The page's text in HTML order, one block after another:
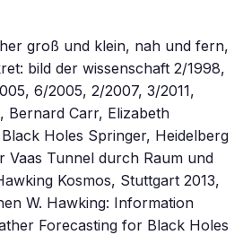
groß und klein, nah und fern,
bild der wissenschaft 2/1998,
6/2005, 2/2007, 3/2011,
Bernard Carr, Elizabeth
Holes Springer, Heidelberg
Vaas Tunnel durch Raum und
Kosmos, Stuttgart 2013,
W. Hawking: Information
Forecasting for Black Holes